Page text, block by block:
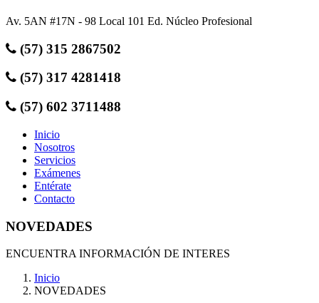
Av. 5AN #17N - 98 Local 101 Ed. Núcleo Profesional
(57) 315 2867502
(57) 317 4281418
(57) 602 3711488
Inicio
Nosotros
Servicios
Exámenes
Entérate
Contacto
NOVEDADES
ENCUENTRA INFORMACIÓN DE INTERES
Inicio
NOVEDADES